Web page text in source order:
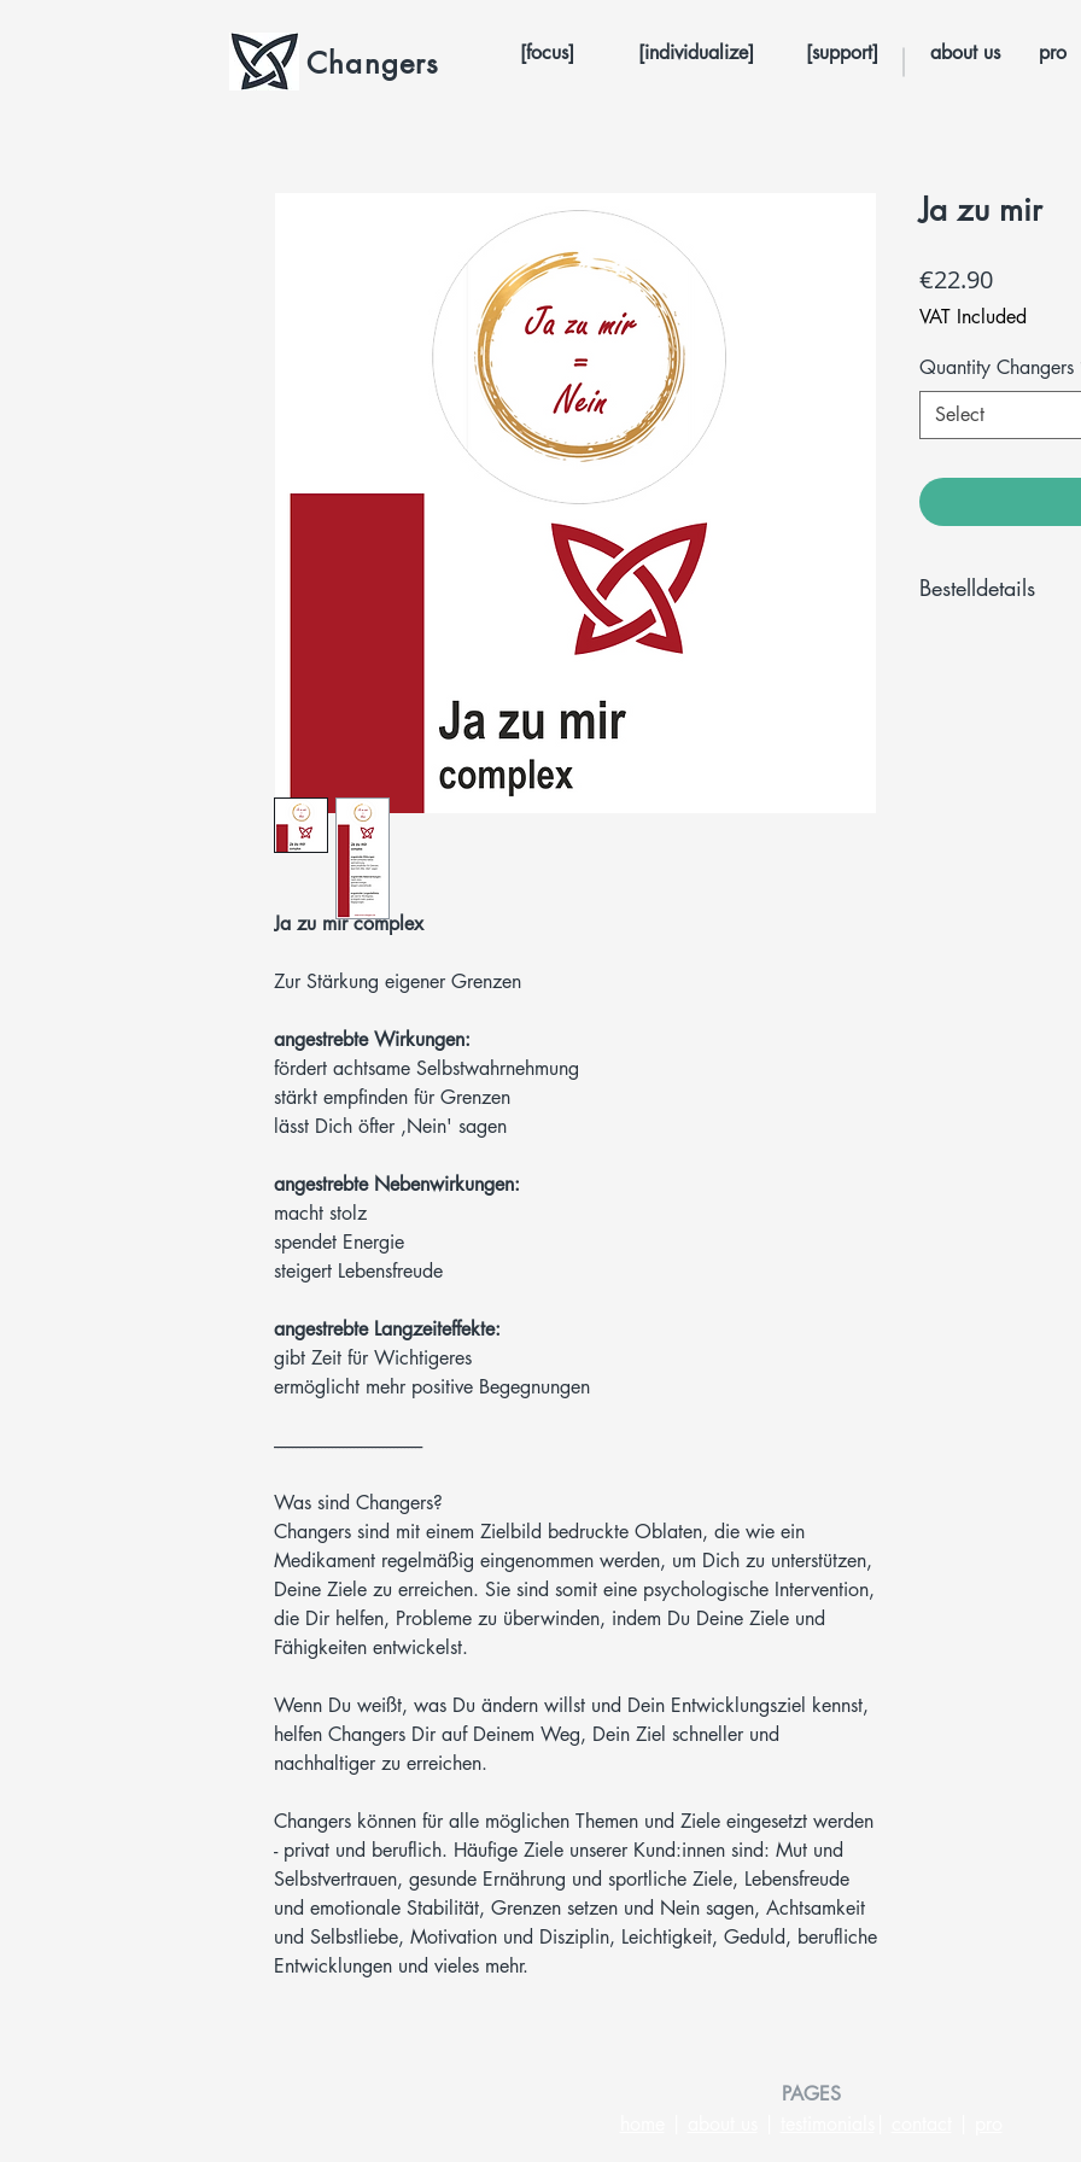
Changers [focus] [individualize] [support] about us pro
Ja zu mir complex
Zur Stärkung eigener Grenzen
angestrebte Wirkungen:
fördert achtsame Selbstwahrnehmung
stärkt empfinden für Grenzen
lässt Dich öfter ‚Nein' sagen
angestrebte Nebenwirkungen:
macht stolz
spendet Energie
steigert Lebensfreude
angestrebte Langzeiteffekte:
gibt Zeit für Wichtigeres
ermöglicht mehr positive Begegnungen
-----------------------------------------
Was sind Changers?
Changers sind mit einem Zielbild bedruckte Oblaten, die wie ein
Medikament regelmäßig eingenommen werden, um Dich zu unterstützen,
Deine Ziele zu erreichen. Sie sind somit eine psychologische Intervention,
die Dir helfen, Probleme zu überwinden, indem Du Deine Ziele und
Fähigkeiten entwickelst.
Wenn Du weißt, was Du ändern willst und Dein Entwicklungsziel kennst,
helfen Changers Dir auf Deinem Weg, Dein Ziel schneller und
nachhaltiger zu erreichen.
Changers können für alle möglichen Themen und Ziele eingesetzt werden
- privat und beruflich. Häufige Ziele unserer Kund:innen sind: Mut und
Selbstvertrauen, gesunde Ernährung und sportliche Ziele, Lebensfreude
und emotionale Stabilität, Grenzen setzen und Nein sagen, Achtsamkeit
und Selbstliebe, Motivation und Disziplin, Leichtigkeit, Geduld, berufliche
Entwicklungen und vieles mehr.
Ja zu mir
€22.90Price
VAT Included
Quantity Changers
Select
Bestelldetails
PAGES